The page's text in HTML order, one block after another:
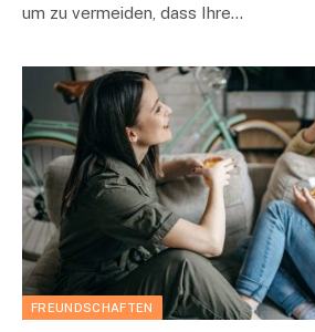
um zu vermeiden, dass Ihre…
FREUNDSCHAFTEN